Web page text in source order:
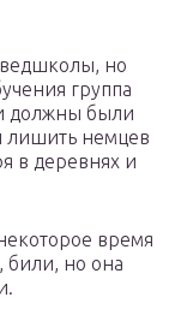
но
группа
должны были
лишить немцев
в деревнях и
время
но она